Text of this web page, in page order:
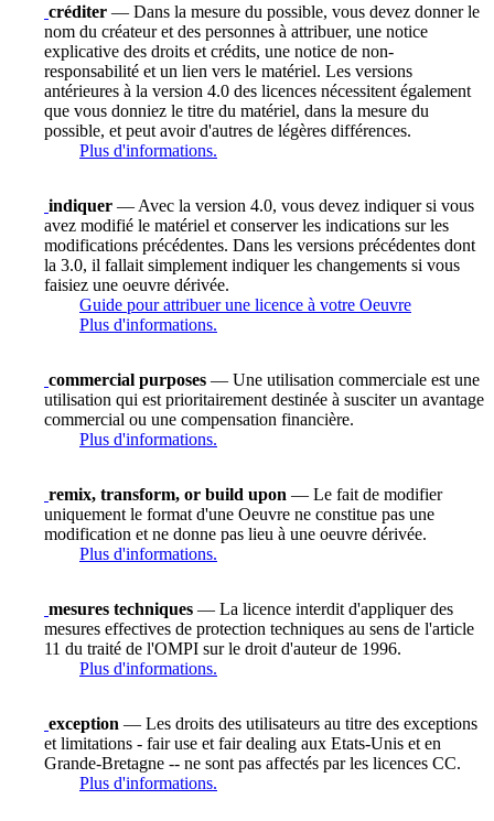
créditer — Dans la mesure du possible, vous devez donner le
nom du créateur et des personnes à attribuer, une notice
explicative des droits et crédits, une notice de non-
responsabilité et un lien vers le matériel. Les versions
antérieures à la version 4.0 des licences nécessitent également
que vous donniez le titre du matériel, dans la mesure du
possible, et peut avoir d'autres de légères différences.
Plus d'informations.
indiquer — Avec la version 4.0, vous devez indiquer si vous
avez modifié le matériel et conserver les indications sur les
modifications précédentes. Dans les versions précédentes dont
la 3.0, il fallait simplement indiquer les changements si vous
faisiez une oeuvre dérivée.
Guide pour attribuer une licence à votre Oeuvre
Plus d'informations.
commercial purposes — Une utilisation commerciale est une
utilisation qui est prioritairement destinée à susciter un avantage
commercial ou une compensation financière.
Plus d'informations.
remix, transform, or build upon — Le fait de modifier
uniquement le format d'une Oeuvre ne constitue pas une
modification et ne donne pas lieu à une oeuvre dérivée.
Plus d'informations.
mesures techniques — La licence interdit d'appliquer des
mesures effectives de protection techniques au sens de l'article
11 du traité de l'OMPI sur le droit d'auteur de 1996.
Plus d'informations.
exception — Les droits des utilisateurs au titre des exceptions
et limitations - fair use et fair dealing aux Etats-Unis et en
Grande-Bretagne -- ne sont pas affectés par les licences CC.
Plus d'informations.